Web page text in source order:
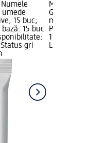
15 buc;
15 buc
gri
Marcă:
Gel spray
mâini Kids,
Preț de
1 l);
Livrabil,